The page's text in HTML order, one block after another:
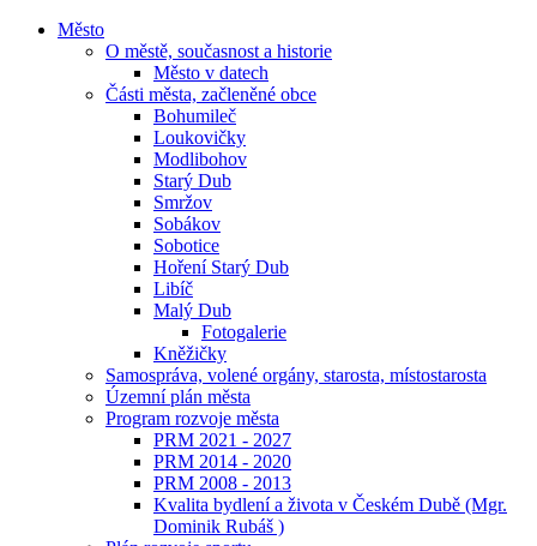
Město
O městě, současnost a historie
Město v datech
Části města, začleněné obce
Bohumileč
Loukovičky
Modlibohov
Starý Dub
Smržov
Sobákov
Sobotice
Hoření Starý Dub
Libíč
Malý Dub
Fotogalerie
Kněžičky
Samospráva, volené orgány, starosta, místostarosta
Územní plán města
Program rozvoje města
PRM 2021 - 2027
PRM 2014 - 2020
PRM 2008 - 2013
Kvalita bydlení a života v Českém Dubě (Mgr.
Dominik Rubáš )